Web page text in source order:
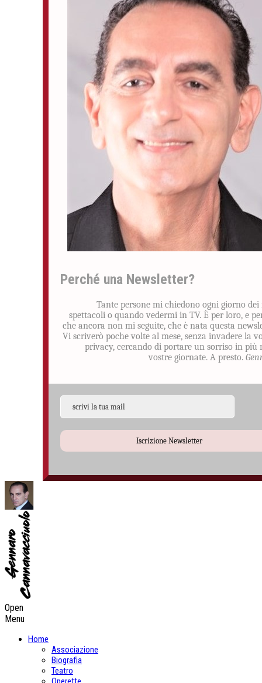
Perché una Newsletter?
Tante persone mi chiedono ogni giorno dei
spettacoli o quando vedermi in TV. È per loro, e
che ancora non mi seguite, che è nata questa
Vi scriverò poche volte al mese, senza invadere la
privacy, cercando di portare un sorriso in più
vostre giornate. A presto.
Iscrizione Newsletter
Open
Menu
Home
Associazione
Biografia
Teatro